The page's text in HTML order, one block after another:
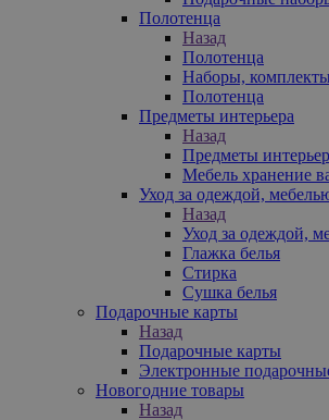
Полотенца
Назад
Полотенца
Наборы,
Полотенца
Предметы интерьера
Назад
Предметы
Мебель хранение
Уход за одеждой,
Назад
Уход за одеждой,
Глажка белья
Стирка
Сушка белья
Подарочные карты
Назад
Подарочные карты
Электронные
Новогодние товары
Назад